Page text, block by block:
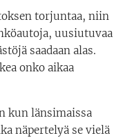
torjuntaa, niin
uusiutuvaa
saadaan alas.
onko aikaa
kun länsimaissa
näpertelyä se vielä